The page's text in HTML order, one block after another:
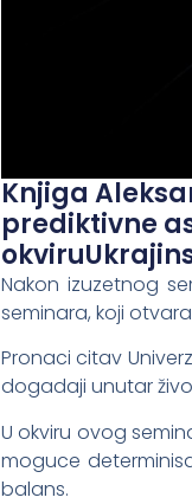
Knjiga
prediktivne
Nakon izuzetnog
seminara, koji
Pronaci citav
dogadaji unutar
U okviru ovog
moguce
balans.